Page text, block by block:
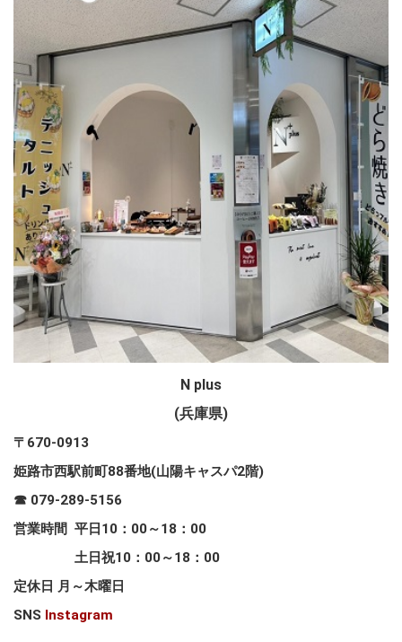
N plus
(兵庫県)
〒 670-0913
姫路市西駅前町88番地(山陽キャスパ2階)
☎ 079-289-5156
営業時間 平日10 ：00～18：00
土日祝10：00～18：00
定休日 月～木曜日
SNS Instagram